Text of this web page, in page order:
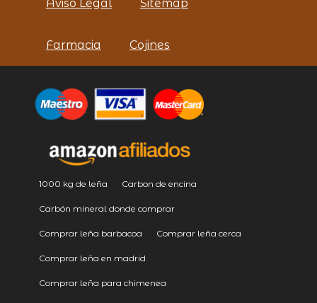
Aviso Legal Sitemap
Farmacia Cojines
1000 kg de leña Carbon de encina
Carbón mineral donde comprar
Comprar leña barbacoa Comprar leña cerca
Comprar leña en madrid
Comprar leña para chimenea